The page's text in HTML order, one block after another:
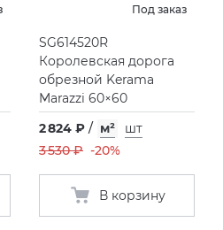
Под заказ
SG614520R
Королевская дорога
обрезной Kerama
Marazzi 60×60
2 824 ₽ / м²
шт
3 530 ₽ -20%
В корзину